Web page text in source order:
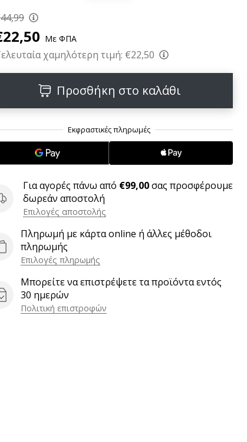
Με ΦΠΑ
χαμηλότερη τιμή: €22,50
Προσθήκη στο καλάθι
Για αγορές πάνω από €99,00σας προσφέρουμε
δωρεάν αποστολή
Επιλογές αποστολής
Πληρωμή με κάρτα online ή άλλες μέθοδοι
πληρωμής
Επιλογές πληρωμής
Μπορείτε να επιστρέψετε τα προϊόντα εντός
30 ημερών
Πολιτική επιστροφών